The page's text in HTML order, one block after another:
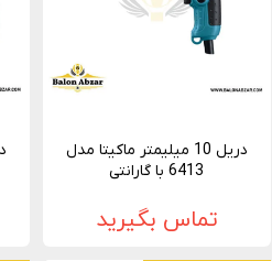
دریل 10 میلیمتر ماکیتا مدل
6413 با گارانتی
تماس بگیرید